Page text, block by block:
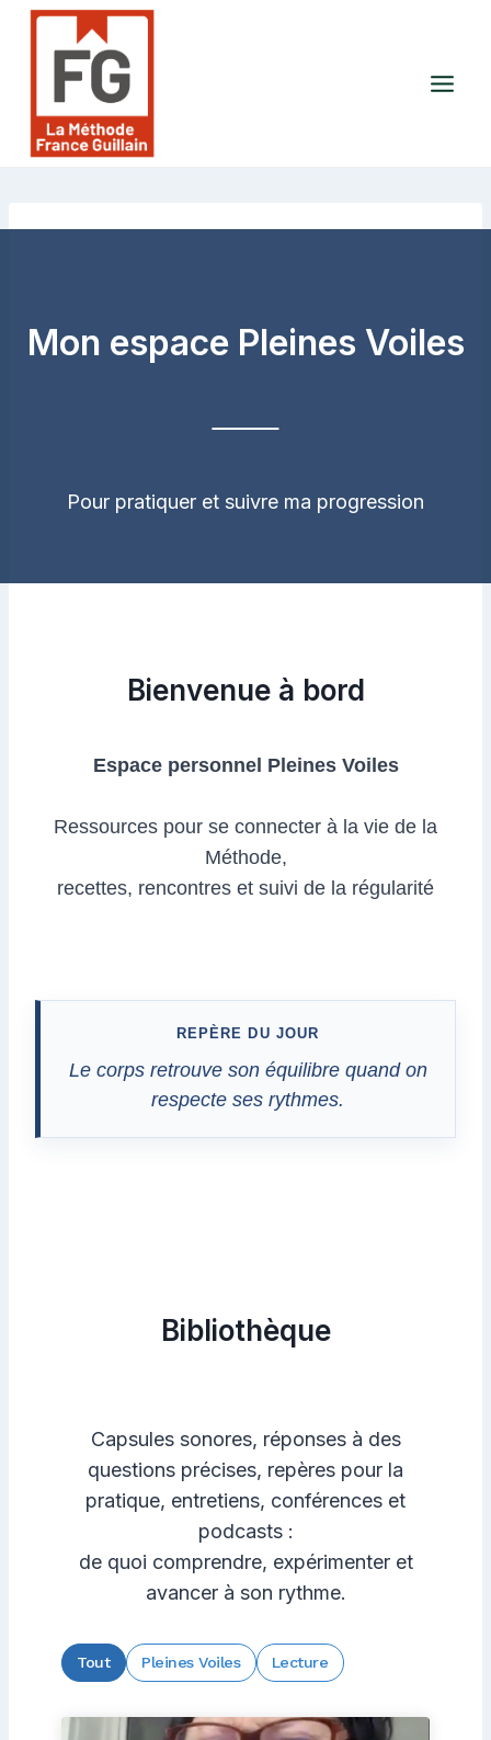
Aller
contenu
Mon espace Pleines Voiles
Pour pratiquer et suivre ma progression
Bienvenue à bord
Espace personnel Pleines Voiles
Ressources pour se connecter à la vie de la
Méthode,
recettes, rencontres et suivi de la régularité
REPÈRE DU JOUR
Le corps retrouve son équilibre quand on
respecte ses rythmes.
Bibliothèque
Capsules sonores, réponses à des
questions précises, repères pour la
pratique, entretiens, conférences et
podcasts :
de quoi comprendre, expérimenter et
avancer à son rythme.
Tout Pleines Voiles Lecture